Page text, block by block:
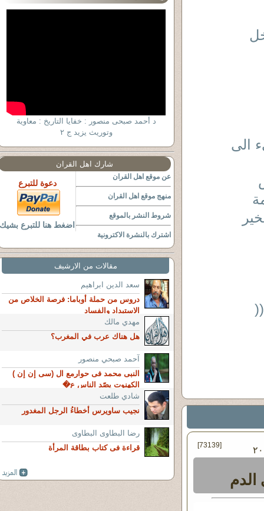
الى
- ٢٠١٣ [73139]
د أحمد صبحى منصور : خفايا التاريخ : معاوية
وتوريث يزيد ج ٢
شارك اهل القران
عن موقع اهل القران
منهج موقع اهل القران
شروط النشر بالموقع
اشترك بالنشرة الاكترونية
دعوة للتبرع
اضغط هنا للتبرع بشيك
مقالات من الارشيف
سعد الدين ابراهيم
دروس من حملة أوباما: فرصة الخلاص من
الاستبداد والفساد
مهدي مالك
هل هناك عرب في المغرب؟
آحمد صبحي منصور
النبى محمد فى حوارمع ال (سى إن إن )
الكهنوت يصّد الناس ع�
شادي طلعت
نجيب ساويرس أخطاءُ الرجل المغدور
رضا البطاوى البطاوى
قراءة فى كتاب بطاقة المرأة